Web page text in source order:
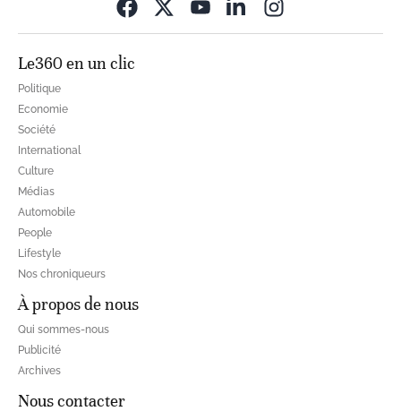
Le360 en un clic
Politique
Economie
Société
International
Culture
Médias
Automobile
People
Lifestyle
Nos chroniqueurs
À propos de nous
Qui sommes-nous
Publicité
Archives
Nous contacter